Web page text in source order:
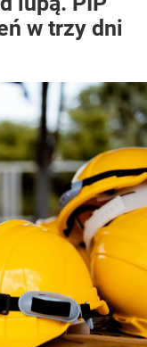
w trzy dni